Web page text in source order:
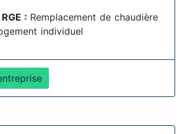
: Remplacement de chaudière
individuel